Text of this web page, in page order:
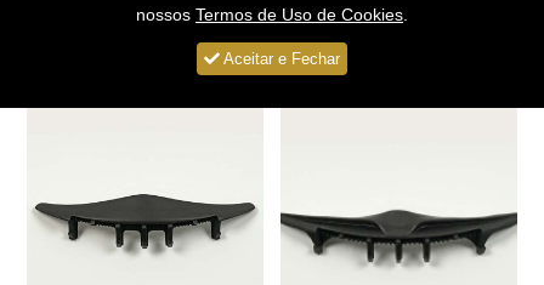
nossos Termos de Uso de Cookies
Aceitar e Fechar